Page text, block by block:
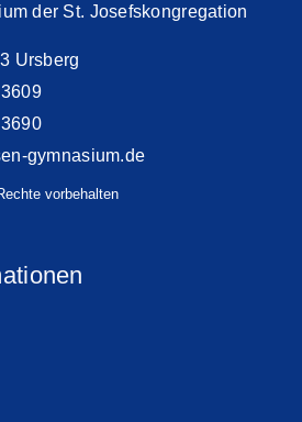
der St. Josefskongregation
Ursberg
gymnasium.de
vorbehalten